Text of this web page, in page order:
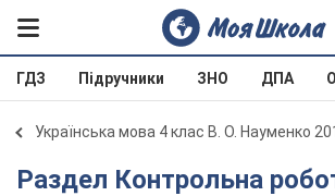
ГДЗ Підручники ЗНО ДПА
Українська мова 4 клас В. О. Науменко
Раздел Контрольна робота 5.